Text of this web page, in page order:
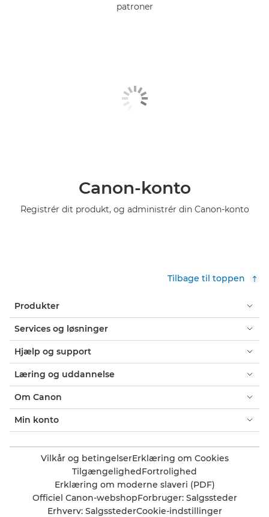
patroner
Canon-konto
Registrér dit produkt, og administrér din Canon-konto
Tilbage til toppen
Produkter
Services og løsninger
Hjælp og support
Læring og uddannelse
Om Canon
Min konto
Vilkår og betingelserErklæring om Cookies
TilgængelighedFortrolighed
Erklæring om moderne slaveri (PDF)
Officiel Canon-webshopForbruger: Salgssteder
Erhverv: SalgsstederCookie-indstillinger